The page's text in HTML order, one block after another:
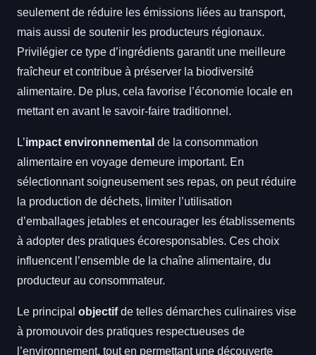
seulement de réduire les émissions liées au transport,
mais aussi de soutenir les producteurs régionaux.
Privilégier ce type d’ingrédients garantit une meilleure
fraîcheur et contribue à préserver la biodiversité
alimentaire. De plus, cela favorise l’économie locale en
mettant en avant le savoir-faire traditionnel.
L’impact environnemental de la consommation
alimentaire en voyage demeure important. En
sélectionnant soigneusement ses repas, on peut réduire
la production de déchets, limiter l’utilisation
d’emballages jetables et encourager les établissements
à adopter des pratiques écoresponsables. Ces choix
influencent l’ensemble de la chaîne alimentaire, du
producteur au consommateur.
Le principal objectifde telles démarches culinaires vise
à promouvoir des pratiques respectueuses de
l’environnement, tout en permettant une découverte